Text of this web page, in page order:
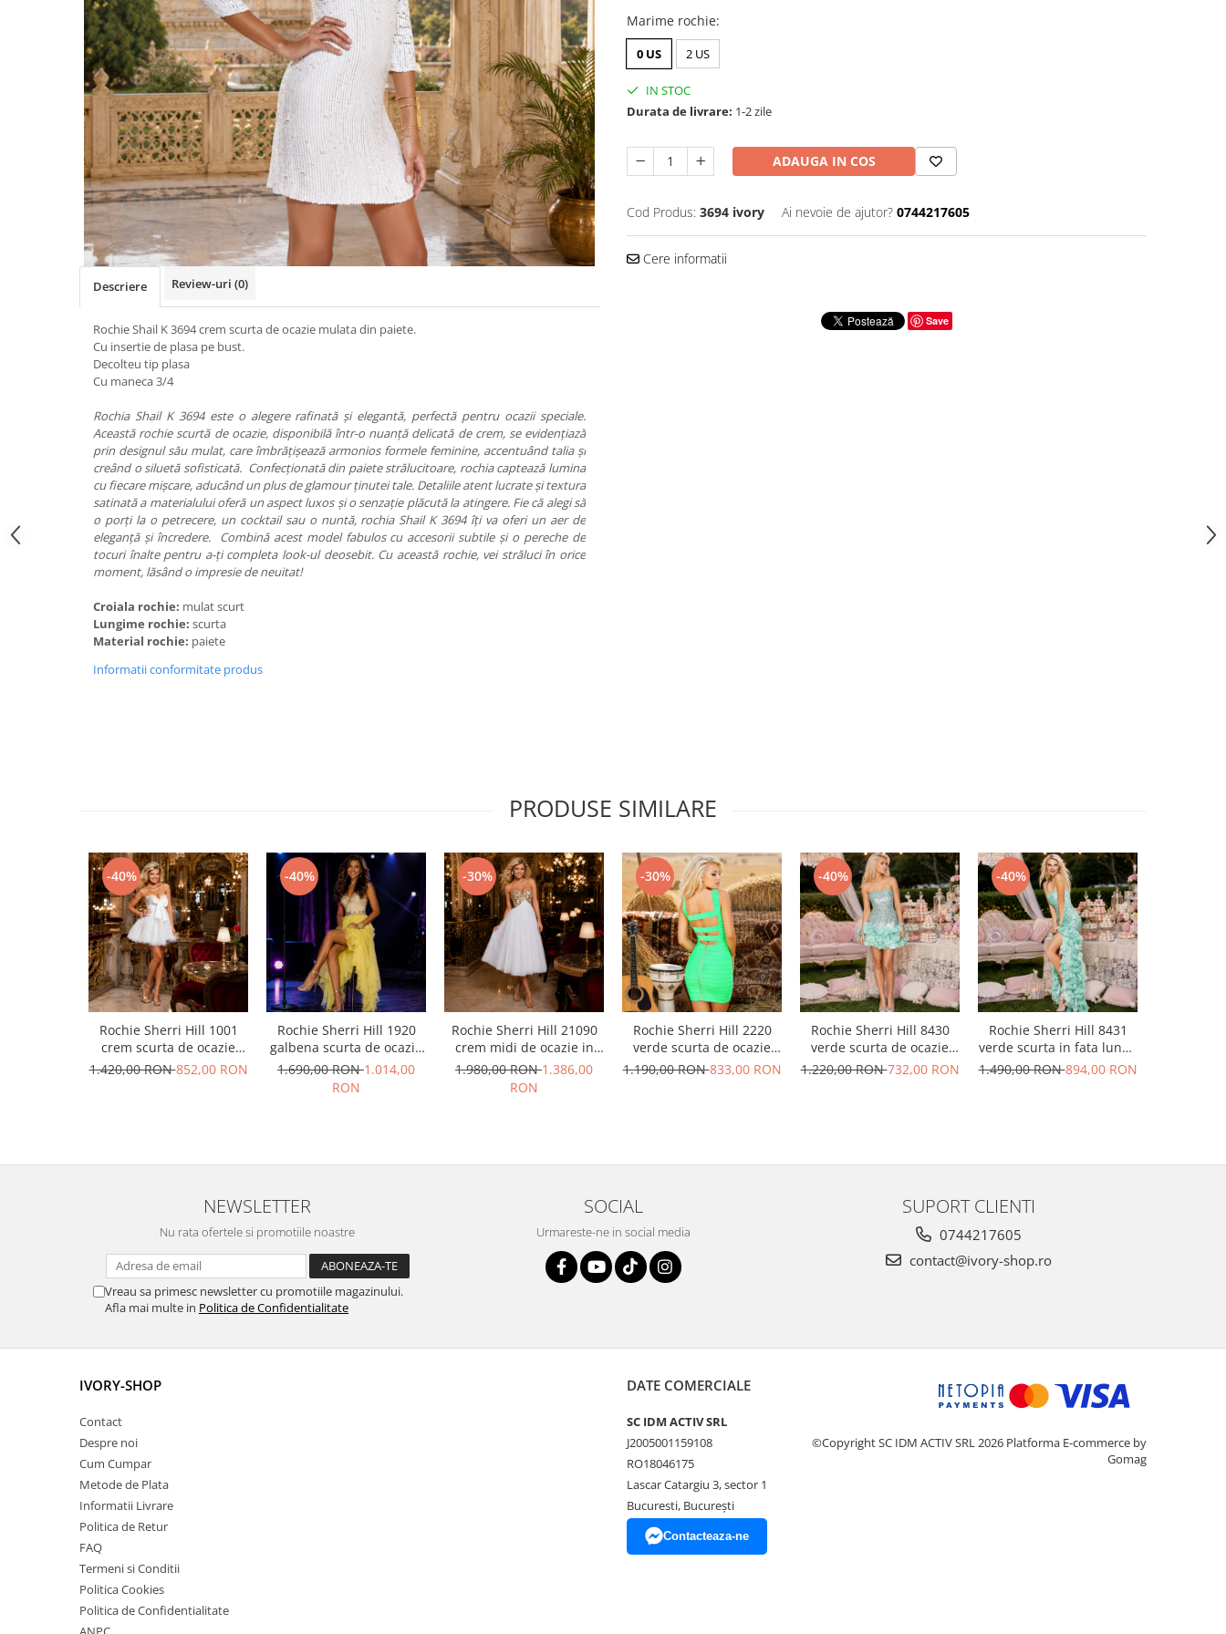
Marime rochie:
0 US 2 US
IN STOC
Durata de livrare: 1-2 zile
ADAUGA IN COS
Cod Produs: 3694 ivory Ai nevoie de ajutor? 0744217605
Cere informatii
Save
Descriere Review-uri (0)
Rochie Shail K 3694 crem scurta de ocazie mulata din paiete.
Cu insertie de plasa pe bust.
Decolteu tip plasa
Cu maneca 3/4
Rochia Shail K 3694 este o alegere rafinată și elegantă, perfectă pentru ocazii speciale.
Această rochie scurtă de ocazie, disponibilă într-o nuanță delicată de crem, se evidențiază
prin designul său mulat, care îmbrățișează armonios formele feminine, accentuând talia și
creând o siluetă sofisticată. Confecționată din paiete strălucitoare, rochia captează lumina
cu fiecare mișcare, aducând un plus de glamour ținutei tale. Detaliile atent lucrate și textura
satinată a materialului oferă un aspect luxos și o senzație plăcută la atingere. Fie că alegi să
o porți la o petrecere, un cocktail sau o nuntă, rochia Shail K 3694 îți va oferi un aer de
eleganță și încredere. Combină acest model fabulos cu accesorii subtile și o pereche de
tocuri înalte pentru a-ți completa look-ul deosebit. Cu această rochie, vei străluci în orice
moment, lăsând o impresie de neuitat!
Croiala rochie: mulat scurt
Lungime rochie: scurta
Material rochie: paiete
Informatii conformitate produs
PRODUSE SIMILARE
-40%
Rochie Sherri Hill 1001
crem scurta de ocazie
baby doll din tulle
1.420,00 RON852,00 RON
-40%
Rochie Sherri Hill 1920
galbena scurta de ocazie
in clos din voal
1.690,00 RON1.014,00
RON
-30%
Rochie Sherri Hill 21090
crem midi de ocazie in
clos din tulle
1.980,00 RON1.386,00
RON
-30%
Rochie Sherri Hill 2220
verde scurta de ocazie
mulata din elastice
1.190,00 RON833,00 RON
-40%
Rochie Sherri Hill 8430
verde scurta de ocazie
mulata din matase
1.220,00 RON732,00 RON
-40%
Rochie Sherri Hill 8431
verde scurta in fata lunga
in spate de seara mulata
1.490,00 RON894,00 RON
NEWSLETTER
Nu rata ofertele si promotiile noastre
Vreau sa primesc newsletter cu promotiile magazinului.
Afla mai multe in Politica de Confidentialitate
SOCIAL
Urmareste-ne in social media
SUPORT CLIENTI
0744217605
contact@ivory-shop.ro
IVORY-SHOP
Contact
Despre noi
Cum Cumpar
Metode de Plata
Informatii Livrare
Politica de Retur
FAQ
Termeni si Conditii
Politica Cookies
Politica de Confidentialitate
DATE COMERCIALE
SC IDM ACTIV SRL
J2005001159108
RO18046175
Lascar Catargiu 3, sector 1
Bucuresti, Bucureşti
Contacteaza-ne
©Copyright SC IDM ACTIV SRL 2026 Platforma E-commerce by
Gomag